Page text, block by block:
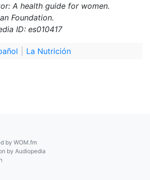
A health guide for women.
Foundation.
ID: es010417
La Nutrición
by WOM.fm
by Audiopedia